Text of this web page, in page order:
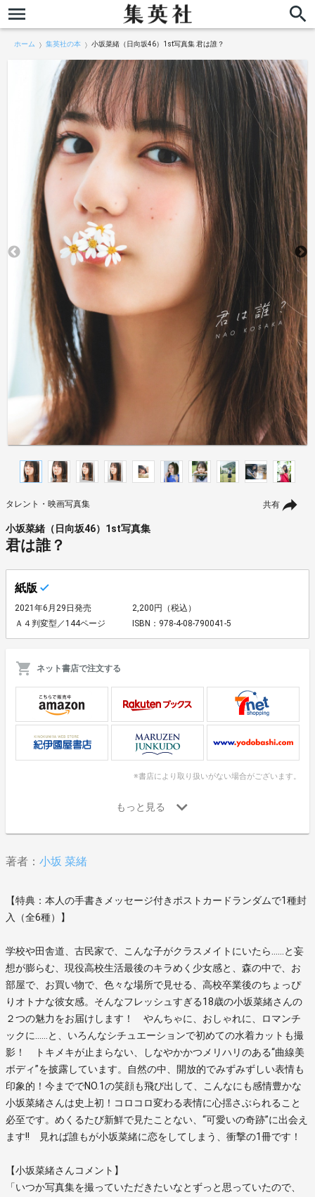
ホーム 集英社の本 小坂菜緒（日向坂46）1st写真集 君は誰？
共有
タレント・映画写真集
小坂菜緒（日向坂46）1st写真集
君は誰？
紙版
2021年6月29日発売
2,200円（税込）
Ａ４判変型／144ページ
ISBN：978-4-08-790041-5
ネット書店で注文する
※書店により取り扱いがない場合がございます。
著者： 小坂 菜緒
【特典：本人の手書きメッセージ付きポストカードランダムで1種封
入（全6種）】
学校や田舎道、古民家で、こんな子がクラスメイトにいたら……と妄
想が膨らむ、現役高校生活最後のキラめく少女感と、森の中で、お
部屋で、お買い物で、色々な場所で見せる、高校卒業後のちょっぴ
りオトナな彼女感。そんなフレッシュすぎる18歳の小坂菜緒さんの
２つの魅力をお届けします！ やんちゃに、おしゃれに、ロマンチ
ックに……と、いろんなシチュエーションで初めての水着カットも撮
影！ トキメキが止まらない、しなやかかつメリハリのある“曲線美
ボディ”を披露しています。自然の中、開放的でみずみずしい表情も
印象的！今まででNO.1の笑顔も飛び出して、こんなにも感情豊かな
小坂菜緒さんは史上初！コロコロ変わる表情に心揺さぶられること
必至です。めくるたび新鮮で見たことない、“可愛いの奇跡”に出会え
ます!! 見れば誰もが小坂菜緒に恋をしてしまう、衝撃の1冊です！
【小坂菜緒さんコメント】
「いつか写真集を撮っていただきたいなとずっと思っていたので、